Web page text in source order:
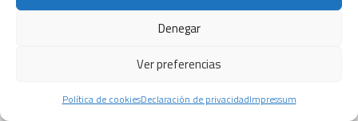
Denegar
Ver preferencias
Política de cookiesDeclaración de privacidadImpressum